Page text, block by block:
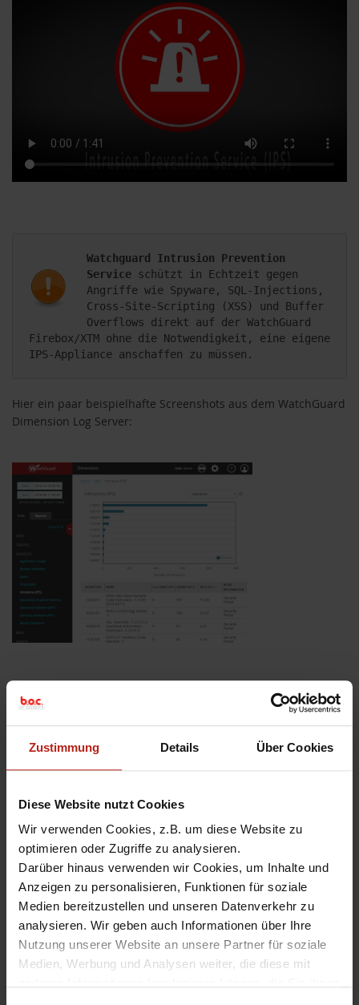
Zustimmung Details Über Cookies
Diese Website nutzt Cookies
Wir verwenden Cookies, z.B. um diese Website zu
optimieren oder Zugriffe zu analysieren.
Darüber hinaus verwenden wir Cookies, um Inhalte und
Anzeigen zu personalisieren, Funktionen für soziale
Medien bereitzustellen und unseren Datenverkehr zu
analysieren. Wir geben auch Informationen über Ihre
Nutzung unserer Website an unsere Partner für soziale
Medien, Werbung und Analysen weiter, die diese mit
Watchguard Intrusion Prevention
Service schützt in Echtzeit gegen
Angriffe wie Spyware, SQL-Injections,
Cross-Site-Scripting (XSS) und Buffer
Overflows direkt auf der WatchGuard
Firebox/XTM ohne die Notwendigkeit, eine eigene
IPS-Appliance anschaffen zu müssen.
Hier ein paar beispielhafte Screenshots aus dem WatchGuard
Dimension Log Server: